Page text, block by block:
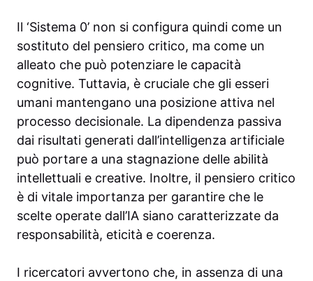
Il ‘Sistema 0’ non si configura quindi come un
sostituto del pensiero critico, ma come un
alleato che può potenziare le capacità
cognitive. Tuttavia, è cruciale che gli esseri
umani mantengano una posizione attiva nel
processo decisionale. La dipendenza passiva
dai risultati generati dall’intelligenza artificiale
può portare a una stagnazione delle abilità
intellettuali e creative. Inoltre, il pensiero critico
è di vitale importanza per garantire che le
scelte operate dall’IA siano caratterizzate da
responsabilità, eticità e coerenza.
I ricercatori avvertono che, in assenza di una